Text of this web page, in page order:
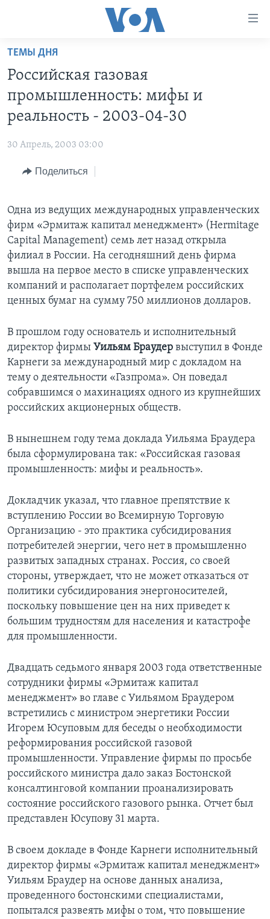
Перейти
основной
контент
Перейти
основной
навигации
Перейти
ИТОГИ
ПОЧЕМУ ЭТО ВАЖНО?
НЬЮ-ЙОРК NEW YORK
АМЕРИКА. БОЛЬШОЕ ПУТЕШЕСТВИЕ
ПРОЕКТЫ
НАША АМЕРИКАНСКАЯ ИСТОРИЯ
А КАК В АМЕРИКЕ?
АМЕРИКАНСКИЕ ГОРОДКИ
ТЕСТЫ
ИНТЕРВЬЮ
ФАКТЫ ПРОТИВ ФЕЙКОВ
УЧИМ АНГЛИЙСКИЙ
ВИДЕО
ПОДПИСКА НА НОВОСТИ
Learning English
Языки
ТЕМЫ ДНЯ
Российская газовая
промышленность: мифы и
реальность - 2003-04-30
30 Апрель, 2003 03:00
Поделиться
Одна из ведущих международных управленческих
фирм «Эрмитаж капитал менеджмент» (Hermitage
Capital Management) семь лет назад открыла
филиал в России. На сегодняшний день фирма
вышла на первое место в списке управленческих
компаний и располагает портфелем российских
ценных бумаг на сумму 750 миллионов долларов.
В прошлом году основатель и исполнительный
директор фирмы Уильям Браудер выступил в Фонде
Карнеги за международный мир с докладом на
тему о деятельности «Газпрома». Он поведал
собравшимся о махинациях одного из крупнейших
российских акционерных обществ.
В нынешнем году тема доклада Уильяма Браудера
была сформулирована так: «Российская газовая
промышленность: мифы и реальность».
Докладчик указал, что главное препятствие к
вступлению России во Всемирную Торговую
Организацию - это практика субсидирования
потребителей энергии, чего нет в промышленно
развитых западных странах. Россия, со своей
стороны, утверждает, что не может отказаться от
политики субсидирования энергоносителей,
поскольку повышение цен на них приведет к
большим трудностям для населения и катастрофе
для промышленности.
Двадцать седьмого января 2003 года ответственные
сотрудники фирмы «Эрмитаж капитал
менеджмент» во главе с Уильямом Браудером
встретились с министром энергетики России
Игорем Юсуповым для беседы о необходимости
реформирования российской газовой
промышленности. Управление фирмы по просьбе
российского министра дало заказ Бостонской
консалтинговой компании проанализировать
состояние российского газового рынка. Отчет был
представлен Юсупову 31 марта.
В своем докладе в Фонде Карнеги исполнительный
директор фирмы «Эрмитаж капитал менеджмент»
Уильям Браудер на основе данных анализа,
проведенного бостонскими специалистами,
попытался развеять мифы о том, что повышение